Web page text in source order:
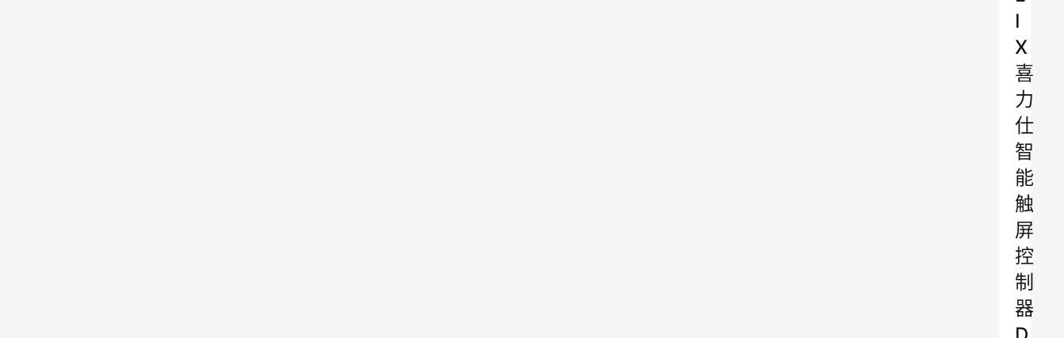
I
X
喜
力
仕
智
能
触
屏
控
制
器